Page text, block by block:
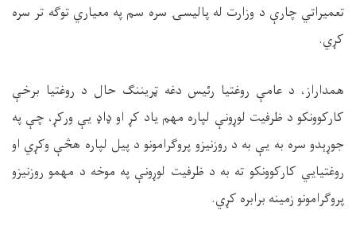
تعمیراتي چارې د وزارت له پالیسۍ سره سم په معیاري توګه تر سره
کړي.
همداراز، د عامې روغتیا رئیس دغه ټریننګ حال د روغتیا برخې
کارکوونکو د ظرفیت لوړونې لپاره مهم یاد کړ او ډاډ یې ورکړ، چې په
جوړېدو سره به یې به د روزنیزو پروګرامونو د پیل لپاره هڅې وکړي او
روغتیایي کارکوونکو ته به د ظرفیت لوړونې په موخه د مهمو روزنیزو
پروګرامونو زمینه برابره کړي.